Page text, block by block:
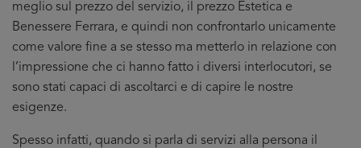
meglio sul prezzo del servizio, il prezzo Estetica e
Benessere Ferrara, e quindi non confrontarlo unicamente
come valore fine a se stesso ma metterlo in relazione con
l’impressione che ci hanno fatto i diversi interlocutori, se
sono stati capaci di ascoltarci e di capire le nostre
esigenze.
Spesso infatti, quando si parla di servizi alla persona il